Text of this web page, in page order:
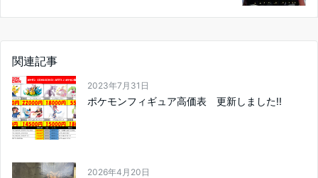
関連記事
2023年7月31日
ポケモンフィギュア高価表 更新しました!!
2026年4月20日